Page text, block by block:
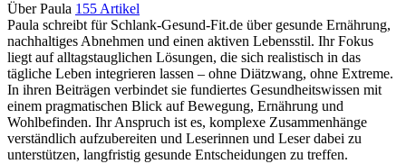
Über Paula 155 Artikel
Paula schreibt für Schlank-Gesund-Fit.de über gesunde Ernährung,
nachhaltiges Abnehmen und einen aktiven Lebensstil. Ihr Fokus
liegt auf alltagstauglichen Lösungen, die sich realistisch in das
tägliche Leben integrieren lassen – ohne Diätzwang, ohne Extreme.
In ihren Beiträgen verbindet sie fundiertes Gesundheitswissen mit
einem pragmatischen Blick auf Bewegung, Ernährung und
Wohlbefinden. Ihr Anspruch ist es, komplexe Zusammenhänge
verständlich aufzubereiten und Leserinnen und Leser dabei zu
unterstützen, langfristig gesunde Entscheidungen zu treffen.